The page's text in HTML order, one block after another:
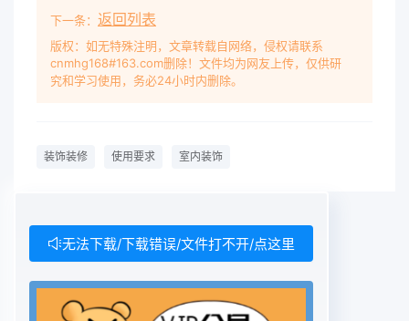
下一条： 返回列表
版权：如无特殊注明，文章转载自网络，侵权请联系
cnmhg168#163.com删除！文件均为网友上传，仅供研
究和学习使用，务必24小时内删除。
装饰装修 使用要求 室内装饰
无法下载/下载错误/文件打不开/点这里